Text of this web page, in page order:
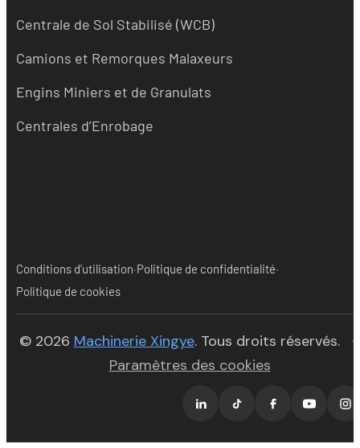
Centrale de Sol Stabilisé (WCB)
Camions et Remorques Malaxeurs
Engins Miniers et de Granulats
Centrales d’Enrobage
Conditions d'utilisation·Politique de confidentialité·
Politique de cookies
© 2026 Machinerie Xingye(opens in new tab)
. Tous droits réservés.
·
Paramètres des cookies